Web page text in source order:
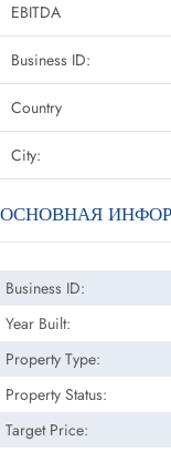
EBITDA
Business ID:
Country
City:
ОСНОВНАЯ
Business ID:
Year Built:
Property Type:
Property Status:
Target Price: